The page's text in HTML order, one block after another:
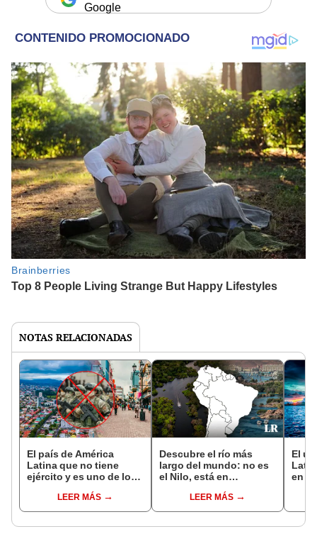
Google
NOTAS RELACIONADAS
El país de América
Latina que no tiene
ejército y es uno de los
en 2024LEER MÁS
Descubre el río más
largo del mundo: no es
el Nilo, está en
LEER MÁS
El
en